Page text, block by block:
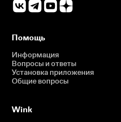
Помощь
Информация
Вопросы и ответы
Установка приложения
Общие вопросы
Wink